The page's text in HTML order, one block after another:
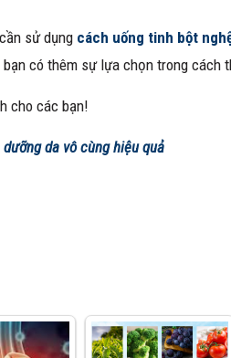
sử dụng cách uống tinh bột
có thêm sự lựa chọn trong cách
cho các bạn!
da vô cùng hiệu quả